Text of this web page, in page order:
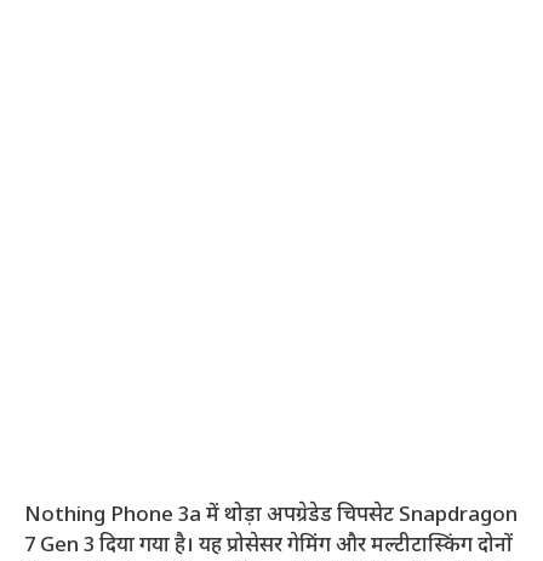
Nothing Phone 3a में थोड़ा अपग्रेडेड चिपसेट Snapdragon
7 Gen 3 दिया गया है। यह प्रोसेसर गेमिंग और मल्टीटास्किंग दोनों